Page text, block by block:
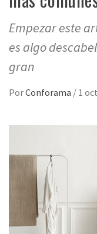
Empezar este
es algo
gran
PorConforama / 1